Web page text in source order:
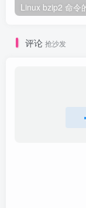
Linux bzip2 命令
评论 抢沙发